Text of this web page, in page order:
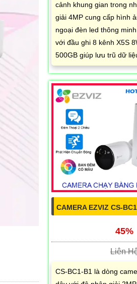
cảnh khung gian trong
giải 4MP cung cấp hình
ngoại đèn led thông
với đầu ghi 8 kênh X5S
500GB giúp lưu trũ dữ
CAMERA EZVIZ CS-
45%
Liên
CS-BC1-B1 là dòng